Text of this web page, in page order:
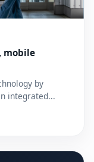
mobile
by
integrated...